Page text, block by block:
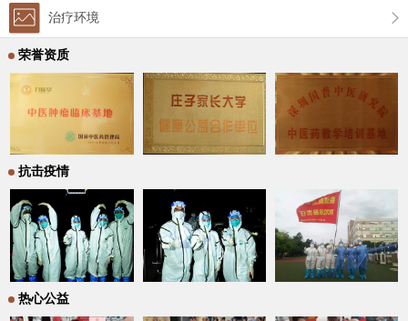
治疗环境
荣誉资质
抗击疫情
热心公益